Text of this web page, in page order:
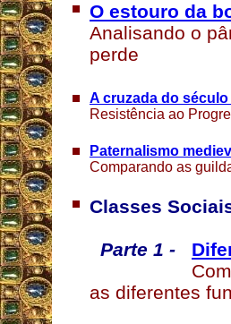
O estouro da
Analisando o
perde
A cruzada do século
Resistência ao
Paternalismo
Comparando as
Classes
Parte 1 -
as diferentes